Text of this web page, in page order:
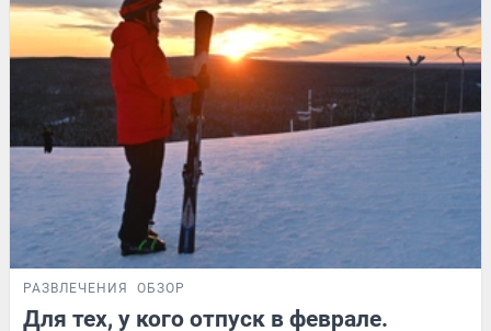
РАЗВЛЕЧЕНИЯ ОБЗОР
Для тех, у кого отпуск в феврале.